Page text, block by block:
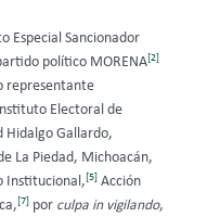
Especial Sancionador
político MORENA[2]
representante
Electoral de
Hidalgo Gallardo,
La Piedad, Michoacán,
Institucional,[5] Acción
[7] por culpa in vigilando,